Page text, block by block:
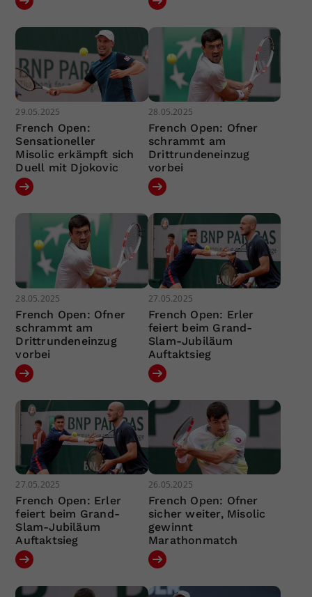
29.05.2025
French Open:
Sensationeller
Misolic erkämpft sich
Duell mit Djokovic
28.05.2025
French Open: Ofner
schrammt am
Drittrundeneinzug
vorbei
28.05.2025
French Open: Ofner
schrammt am
Drittrundeneinzug
vorbei
27.05.2025
French Open: Erler
feiert beim Grand-
Slam-Jubiläum
Auftaktsieg
27.05.2025
French Open: Erler
feiert beim Grand-
Slam-Jubiläum
Auftaktsieg
26.05.2025
French Open: Ofner
sicher weiter, Misolic
gewinnt
Marathonmatch